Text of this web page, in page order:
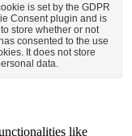
is set by the GDPR
Consent plugin and is
store whether or not
consented to the use
It does not store
data.
like